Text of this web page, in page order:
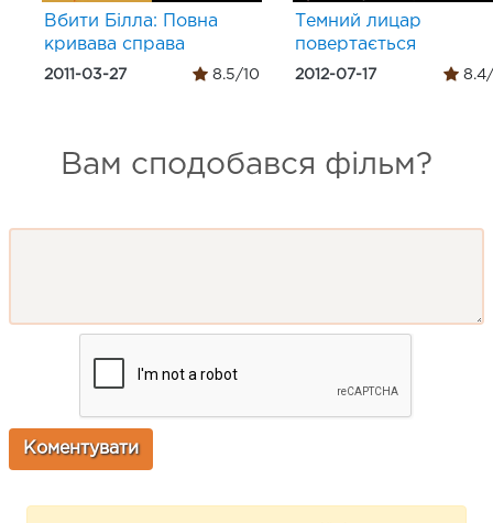
Вбити Білла: Повна
кривава справа
2011-03-27 8.5/10
Темний лицар
повертається
2012-07-17 8.4/
Вам сподобався фільм?